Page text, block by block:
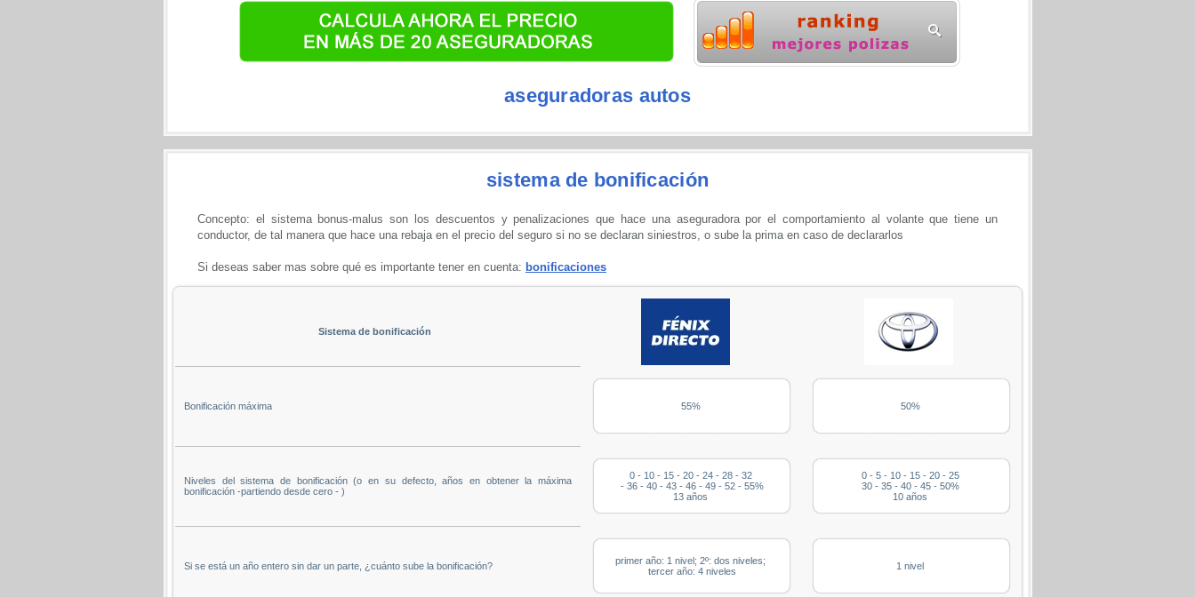
aseguradoras autos
sistema de bonificación
Concepto: el sistema bonus-malus son los descuentos y penalizaciones que hace una aseguradora por el comportamiento al volante que tiene un
conductor, de tal manera que hace una rebaja en el precio del seguro si no se declaran siniestros, o sube la prima en caso de declararlos
Si deseas saber mas sobre qué es importante tener en cuenta: bonificaciones
Sistema de bonificación
Bonificación máxima 55% 50%
Niveles del sistema de bonificación (o en su defecto, años en obtener la máxima
bonificación -partiendo desde cero - )
0 - 10 - 15 - 20 - 24 - 28 - 32
- 36 - 40 - 43 - 46 - 49 - 52 - 55%
13 años
0 - 5 - 10 - 15 - 20 - 25
30 - 35 - 40 - 45 - 50%
10 años
Si se está un año entero sin dar un parte, ¿cuánto sube la bonificación?
primer año: 1 nivel; 2º: dos niveles;
tercer año: 4 niveles
1 nivel